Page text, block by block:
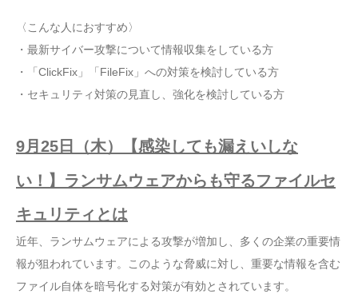
〈こんな人におすすめ〉
・最新サイバー攻撃について情報収集をしている方
・「ClickFix」「FileFix」への対策を検討している方
・セキュリティ対策の見直し、強化を検討している方
9月25日（木）【感染しても漏えいしな
い！】ランサムウェアからも守るファイルセ
キュリティとは
近年、ランサムウェアによる攻撃が増加し、多くの企業の重要情
報が狙われています。このような脅威に対し、重要な情報を含む
ファイル自体を暗号化する対策が有効とされています。